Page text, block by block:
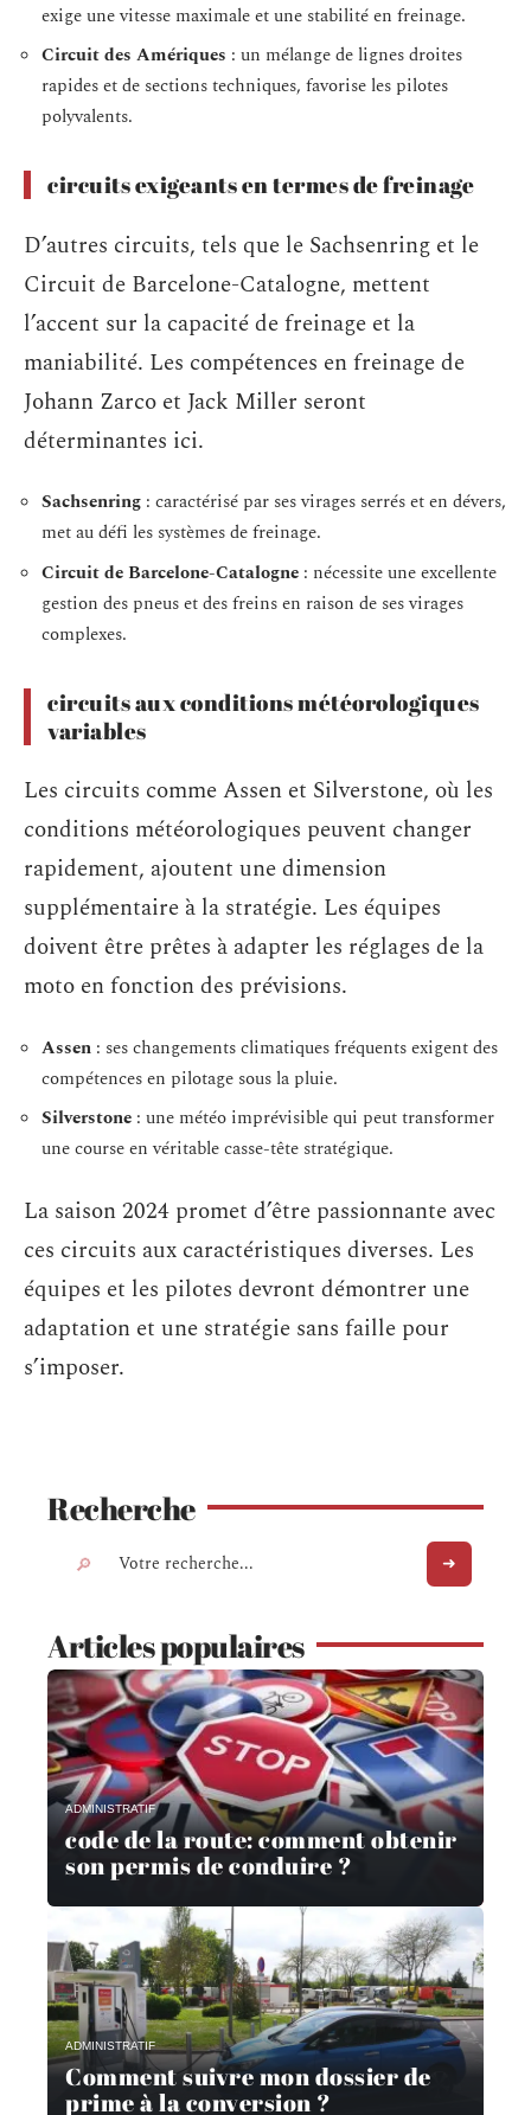
exige une vitesse maximale et une stabilité en freinage.
Circuit des Amériques : un mélange de lignes droites
rapides et de sections techniques, favorise les pilotes
polyvalents.
circuits exigeants en termes de freinage
D’autres circuits, tels que le Sachsenring et le
Circuit de Barcelone-Catalogne, mettent
l’accent sur la capacité de freinage et la
maniabilité. Les compétences en freinage de
Johann Zarco et Jack Miller seront
déterminantes ici.
Sachsenring : caractérisé par ses virages serrés et en dévers,
met au défi les systèmes de freinage.
Circuit de Barcelone-Catalogne : nécessite une excellente
gestion des pneus et des freins en raison de ses virages
complexes.
circuits aux conditions météorologiques
variables
Les circuits comme Assen et Silverstone, où les
conditions météorologiques peuvent changer
rapidement, ajoutent une dimension
supplémentaire à la stratégie. Les équipes
doivent être prêtes à adapter les réglages de la
moto en fonction des prévisions.
Assen : ses changements climatiques fréquents exigent des
compétences en pilotage sous la pluie.
Silverstone : une météo imprévisible qui peut transformer
une course en véritable casse-tête stratégique.
La saison 2024 promet d’être passionnante avec
ces circuits aux caractéristiques diverses. Les
équipes et les pilotes devront démontrer une
adaptation et une stratégie sans faille pour
s’imposer.
Recherche
Articles populaires
ADMINISTRATIF
code de la route: comment obtenir
son permis de conduire ?
ADMINISTRATIF
Comment suivre mon dossier de
prime à la conversion ?